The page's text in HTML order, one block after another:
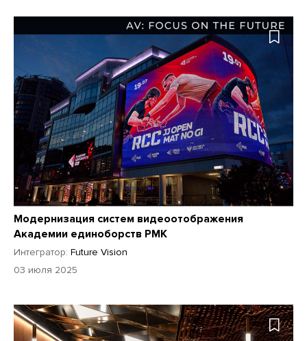
Модернизация систем видеоотображения
Академии единоборств РМК
Интегратор: Future Vision
03 июля 2025